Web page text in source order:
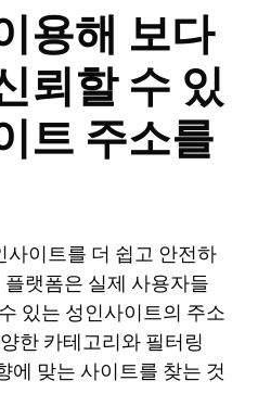
용해 보다
뢰할 수 있
트 주소를
이트를 더 쉽고 안전하
랫폼은 실제 사용자들
있는 성인사이트의 주소
한 카테고리와 필터링
에 맞는 사이트를 찾는 것